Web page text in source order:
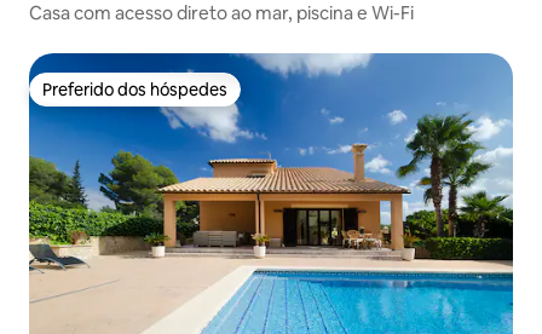
Casa com acesso direto ao mar, piscina e Wi-Fi
Preferido dos hóspedes
Preferido dos hóspedes